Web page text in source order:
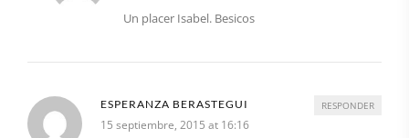
Un placer Isabel. Besicos
ESPERANZA BERASTEGUI
15 septiembre, 2015 at 16:16
RESPONDER